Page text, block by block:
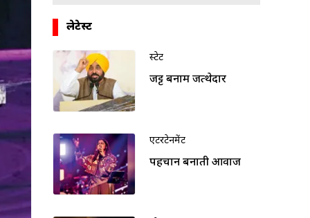
लेटेस्ट
स्टेट
जट्ट बनाम जत्थेदार
एंटरटेनमेंट
पहचान बनाती आवाज